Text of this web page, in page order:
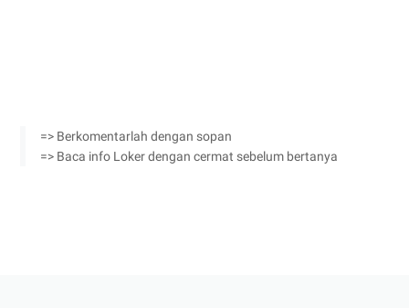
=> Berkomentarlah dengan sopan
=> Baca info Loker dengan cermat sebelum bertanya